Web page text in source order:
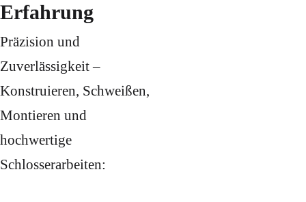
Erfahrung
Präzision und
Zuverlässigkeit –
Konstruieren, Schweißen,
Montieren und
hochwertige
Schlosserarbeiten: